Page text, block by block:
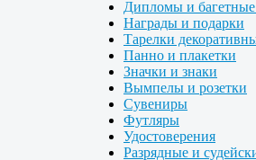
Дипломы и
Награды и подарки
Тарелки
Панно и плакетки
Значки и знаки
Вымпелы и розетки
Сувениры
Футляры
Удостоверения
Разрядные и